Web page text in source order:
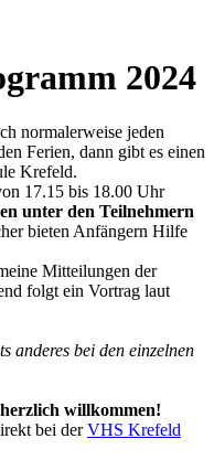
2024
normalerweise jeden
Ferien, dann gibt es einen
Krefeld.
17.15 bis 18.00 Uhr
unter den Teilnehmern
bieten Anfängern Hilfe
Mitteilungen der
folgt ein Vortrag laut
anderes bei den einzelnen
willkommen!
bei derVHS Krefeld